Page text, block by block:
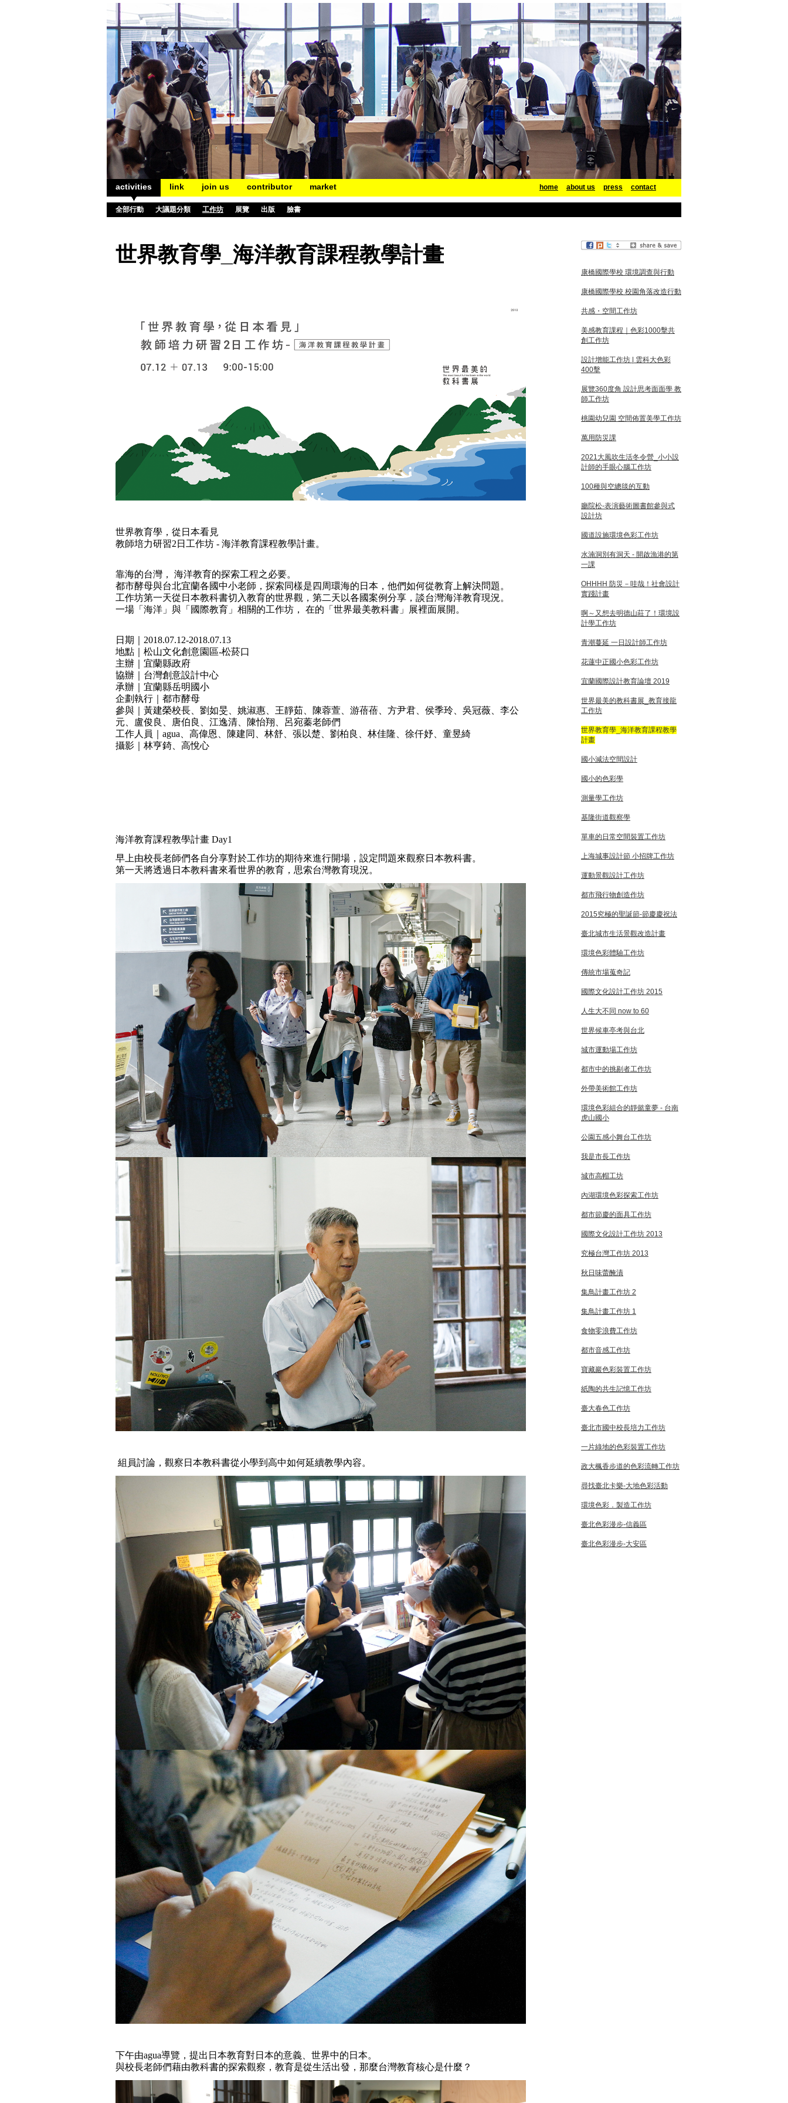
activities link join us contributor market home about us press contact
全部行動 大議題分類 工作坊 展覽 出版 臉書
世界教育學_海洋教育課程教學計畫
世界教育學，從日本看見
教師培力研習2日工作坊 - 海洋教育課程教學計畫。
靠海的台灣， 海洋教育的探索工程之必要。
都市酵母與台北宜蘭各國中小老師，探索同樣是四周環海的日本，他們如何從教育上解決問題。
工作坊第一天從日本教科書切入教育的世界觀，第二天以各國案例分享，談台灣海洋教育現況。
一場「海洋」與「國際教育」相關的工作坊， 在的「世界最美教科書」展裡面展開。
日期｜2018.07.12-2018.07.13
地點｜松山文化創意園區-松菸口
主辦｜宜蘭縣政府
協辦｜台灣創意設計中心
承辦｜宜蘭縣岳明國小
企劃執行｜都市酵母
參與｜黃建榮校長、劉如旻、姚淑惠、王靜茹、陳蓉萱、游蓓蓓、方尹君、侯季玲、吳冠薇、李公
元、盧俊良、唐伯良、江逸清、陳怡翔、呂宛蓁老師們
工作人員｜agua、高偉恩、陳建同、林舒、張以楚、劉柏良、林佳隆、徐仟妤、童昱綺
攝影｜林亨錡、高悅心
海洋教育課程教學計畫 Day1
早上由校長老師們各自分享對於工作坊的期待來進行開場，設定問題來觀察日本教科書。
第一天將透過日本教科書來看世界的教育，思索台灣教育現況。
組員討論，觀察日本教科書從小學到高中如何延續教學內容。
下午由agua導覽，提出日本教育對日本的意義、世界中的日本。
與校長老師們藉由教科書的探索觀察，教育是從生活出發，那麼台灣教育核心是什麼？
康橋國際學校 環境調查與行動
康橋國際學校 校園角落改造行動
共感・空間工作坊
美感教育課程｜色彩1000擊共
創工作坊
設計增能工作坊 | 雲科大色彩
400擊
展覽360度角 設計思考面面學 教
師工作坊
桃園幼兒園 空間佈置美學工作坊
萬用防災課
2021大風吹生活冬令營_小小設
計師的手眼心腦工作坊
100種與空總毯的互動
廳院松-表演藝術圖書館參與式
設計坊
國道設施環境色彩工作坊
水湳洞別有洞天 - 開啟漁港的第
一課
OHHHH 防災－哇哉！社會設計
實踐計畫
啊～又想去明德山莊了！環境設
計學工作坊
青潮蔓延 一日設計師工作坊
花蓮中正國小色彩工作坊
宜蘭國際設計教育論壇 2019
世界最美的教科書展_教育接龍
工作坊
世界教育學_海洋教育課程教學
計畫
國小減法空間設計
國小的色彩學
測量學工作坊
基隆街道觀察學
單車的日常空間裝置工作坊
上海城事設計節 小招牌工作坊
運動景觀設計工作坊
都市飛行物創造作坊
2015究極的聖誕節-節慶慶祝法
臺北城市生活景觀改造計畫
環境色彩體驗工作坊
傳統市場蒐奇記
國際文化設計工作坊 2015
人生大不同 now to 60
世界候車亭考與台北
城市運動場工作坊
都市中的挑剔者工作坊
外帶美術館工作坊
環境色彩組合的靜懿童夢 - 台南
虎山國小
公園五感小舞台工作坊
我是市長工作坊
城市高帽工坊
內湖環境色彩探索工作坊
都市節慶的面具工作坊
國際文化設計工作坊 2013
究極台灣工作坊 2013
秋日味蕾醃漬
集鳥計畫工作坊 2
集鳥計畫工作坊 1
食物零浪費工作坊
都市音感工作坊
寶藏巖色彩裝置工作坊
紙陶的共生記憶工作坊
臺大春色工作坊
臺北市國中校長培力工作坊
一片綠地的色彩裝置工作坊
政大楓香步道的色彩流轉工作坊
尋找臺北卡樂-大地色彩活動
環境色彩．製造工作坊
臺北色彩漫步-信義區
臺北色彩漫步-大安區